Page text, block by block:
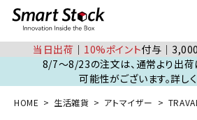
当日出荷 │ 10%ポイント付与
8/7～8/23の注文は、通常より出荷
可能性がございます。詳し
HOME 生活雑貨 アトマイザー